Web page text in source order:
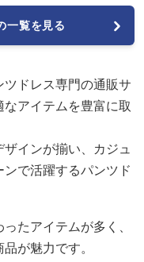
一覧を見る
ツドレス専門の通販サ
アイテムを豊富に取
インが揃い、カジュ
で活躍するパンツド
たアイテムが多く、
が魅力です。